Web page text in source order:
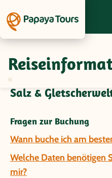
Fragen und
Salz &
Fragen zur Buchung
Wann buche ich am
Welche Daten benötigen
mir?